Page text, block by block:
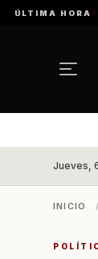
ÚLTIMA HORA
Pesca
Jueves,
INICIO /